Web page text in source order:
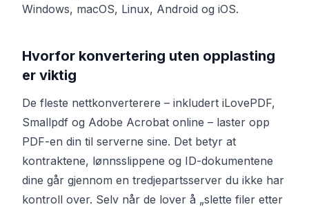
Windows, macOS, Linux, Android og iOS.
Hvorfor konvertering uten opplasting
er viktig
De fleste nettkonverterere – inkludert iLovePDF,
Smallpdf og Adobe Acrobat online – laster opp
PDF-en din til serverne sine. Det betyr at
kontraktene, lønnsslippene og ID-dokumentene
dine går gjennom en tredjepartsserver du ikke har
kontroll over. Selv når de lover å „slette filer etter